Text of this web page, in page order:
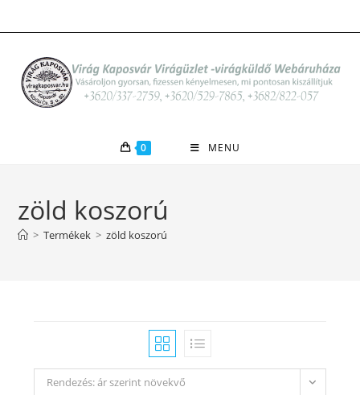
to
0 MENU
zöld koszorú
> Termékek > zöld koszorú
Rendezés: ár szerint növekvő